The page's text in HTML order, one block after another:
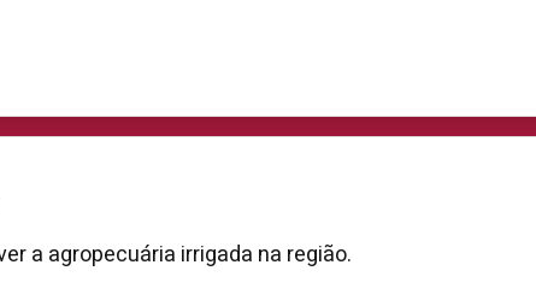
a agropecuária irrigada na região.